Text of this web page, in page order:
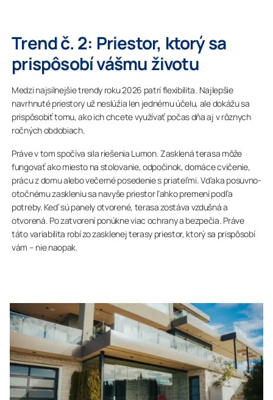
Trend č. 2: Priestor, ktorý sa
prispôsobí vášmu životu
Medzi najsilnejšie trendy roku 2026 patrí flexibilita. Najlepšie
navrhnuté priestory už neslúžia len jednému účelu, ale dokážu sa
prispôsobiť tomu, ako ich chcete využívať počas dňa aj v rôznych
ročných obdobiach.
Práve v tom spočíva sila riešenia Lumon. Zasklená terasa môže
fungovať ako miesto na stolovanie, odpočinok, domáce cvičenie,
prácu z domu alebo večerné posedenie s priateľmi. Vďaka posuvno-
otočnému zaskleniu sa navyše priestor ľahko premení podľa
potreby. Keď sú panely otvorené, terasa zostáva vzdušná a
otvorená. Po zatvorení ponúkne viac ochrany a bezpečia. Práve
táto variabilita robí zo zasklenej terasy priestor, ktorý sa prispôsobí
vám – nie naopak.